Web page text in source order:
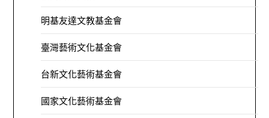
明基友達文教基金會
臺灣藝術文化基金會
台新文化藝術基金會
國家文化藝術基金會